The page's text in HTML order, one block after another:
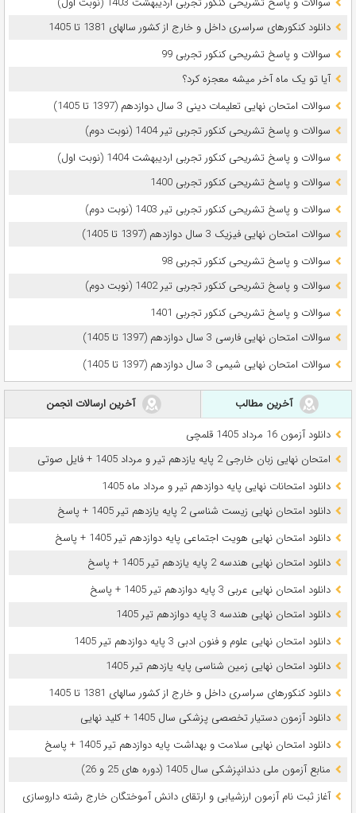
دانلود کنکورهای سراسری داخل و خارج از کشور سالهای 1381 تا 1405
سوالات و پاسخ تشریحی کنکور تجربی 99
آیا تو یک ماه آخر میشه معجزه کرد؟
سوالات امتحان نهایی تعلیمات دینی 3 سال دوازدهم (1397 تا 1405)
سوالات و پاسخ تشریحی کنکور تجربی تیر 1404 (نوبت دوم)
سوالات و پاسخ تشریحی کنکور تجربی اردیبهشت 1404 (نوبت اول)
سوالات و پاسخ تشریحی کنکور تجربی 1400
سوالات و پاسخ تشریحی کنکور تجربی تیر 1403 (نوبت دوم)
سوالات امتحان نهایی فیزیک 3 سال دوازدهم (1397 تا 1405)
سوالات و پاسخ تشریحی کنکور تجربی 98
سوالات و پاسخ تشریحی کنکور تجربی تیر 1402 (نوبت دوم)
سوالات و پاسخ تشریحی کنکور تجربی 1401
سوالات امتحان نهایی فارسی 3 سال دوازدهم (1397 تا 1405)
سوالات امتحان نهایی شیمی 3 سال دوازدهم (1397 تا 1405)
آخرین مطالب
آخرین ارسالات انجمن
دانلود آزمون 16 مرداد 1405 قلمچی
امتحان نهایی زبان خارجی 2 پایه یازدهم تیر و مرداد 1405 + فایل صوتی
دانلود امتحانات نهایی پایه دوازدهم تیر و مرداد ماه 1405
دانلود امتحان نهایی زیست شناسی 2 پایه یازدهم تیر 1405 + پاسخ
دانلود امتحان نهایی هویت اجتماعی پایه دوازدهم تیر 1405 + پاسخ
دانلود امتحان نهایی هندسه 2 پایه یازدهم تیر 1405 + پاسخ
دانلود امتحان نهایی عربی 3 پایه دوازدهم تیر 1405 + پاسخ
دانلود امتحان نهایی هندسه 3 پایه دوازدهم تیر 1405
دانلود امتحان نهایی علوم و فنون ادبی 3 پایه دوازدهم تیر 1405
دانلود امتحان نهایی زمین شناسی پایه یازدهم تیر 1405
دانلود کنکورهای سراسری داخل و خارج از کشور سالهای 1381 تا 1405
دانلود آزمون دستیار تخصصی پزشکی سال 1405 + کلید نهایی
دانلود امتحان نهایی سلامت و بهداشت پایه دوازدهم تیر 1405 + پاسخ
ﻣﻨﺎﺑﻊ آزﻣﻮن ﻣﻠﯽ دندانپزشکی سال 1405 (دوره های 25 و 26)
آغاز ثبت نام آزمون‌ ارزشیابی و ارتقای دانش آموختگان خارج رشته داروسازی